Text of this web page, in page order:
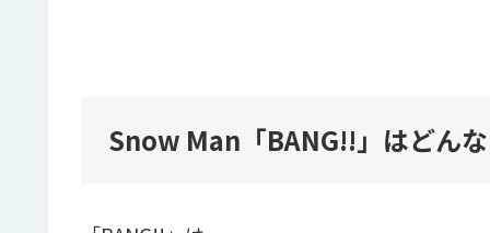
Snow Man「BANG!!」はどんな